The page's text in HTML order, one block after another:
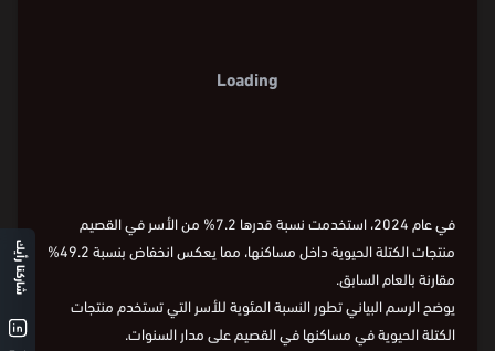
Loading
في عام 2024، استخدمت نسبة قدرها 7.2% من الأسر في القصيم
منتجات الكتلة الحيوية داخل مساكنها، مما يعكس انخفاض بنسبة 49.2%
مقارنة بالعام السابق.
يوضح الرسم البياني تطور النسبة المئوية للأسر التي تستخدم منتجات
الكتلة الحيوية في مساكنها في القصيم على مدار السنوات.
شاركنا رأيك